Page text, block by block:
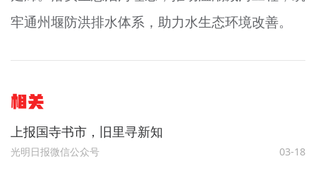
牢通州堰防洪排水体系，助力水生态环境改善。
相关
上报国寺书市，旧里寻新知
光明日报微信公众号 03-18